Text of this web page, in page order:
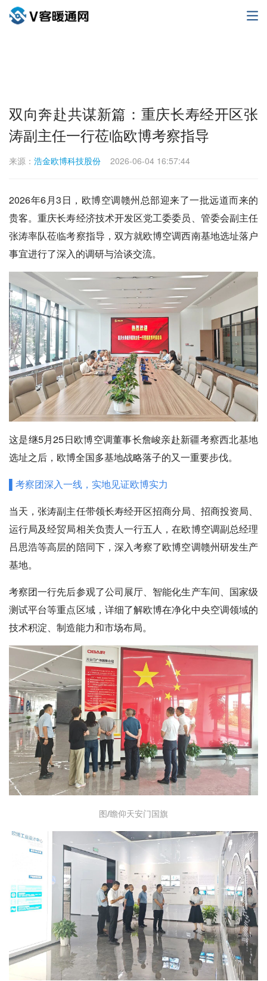
双向奔赴共谋新篇：重庆长寿经开区张
涛副主任一行莅临欧博考察指导
来源： 浩金欧博科技股份 2026-06-04 16:57:44
2026年6月3日，欧博空调赣州总部迎来了一批远道而来的
贵客。重庆长寿经济技术开发区党工委委员、管委会副主任
张涛率队莅临考察指导，双方就欧博空调西南基地选址落户
事宜进行了深入的调研与洽谈交流。
这是继5月25日欧博空调董事长詹峻亲赴新疆考察西北基地
选址之后，欧博全国多基地战略落子的又一重要步伐。
▌考察团深入一线，实地见证欧博实力
当天，张涛副主任带领长寿经开区招商分局、招商投资局、
运行局及经贸局相关负责人一行五人，在欧博空调副总经理
吕思浩等高层的陪同下，深入考察了欧博空调赣州研发生产
基地。
考察团一行先后参观了公司展厅、智能化生产车间、国家级
测试平台等重点区域，详细了解欧博在净化中央空调领域的
技术积淀、制造能力和市场布局。
图/瞻仰天安门国旗